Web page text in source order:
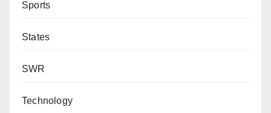
Sports
States
SWR
Technology